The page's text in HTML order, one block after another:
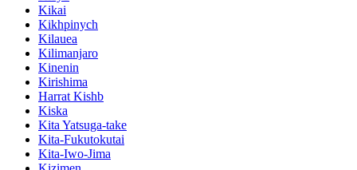
Kikai
Kikhpinych
Kilauea
Kilimanjaro
Kinenin
Kirishima
Harrat Kishb
Kiska
Kita Yatsuga-take
Kita-Fukutokutai
Kita-Iwo-Jima